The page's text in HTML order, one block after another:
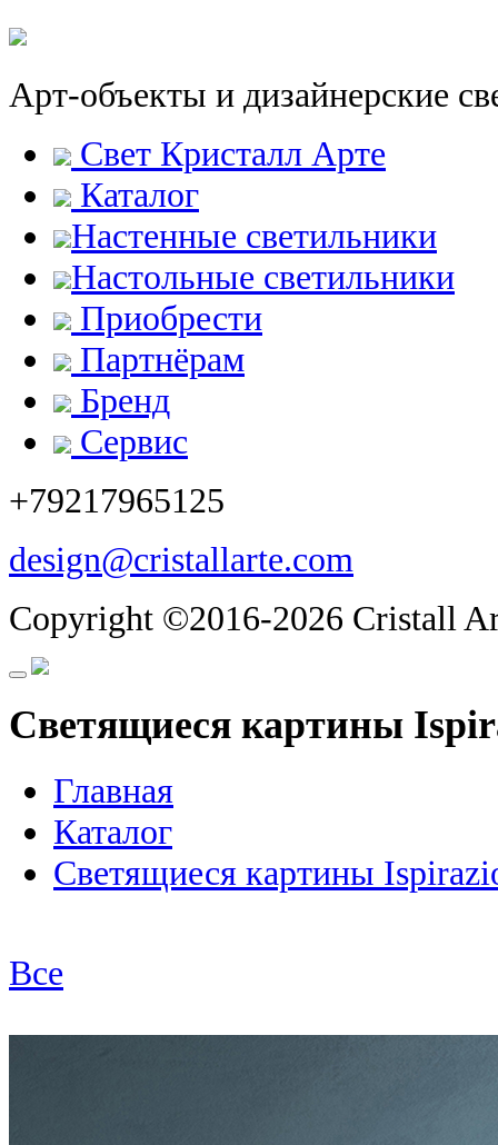
Арт-объекты и дизайнерские
Свет Кристалл Арте
Каталог
Настенные светильники
Настольные светильники
Приобрести
Партнёрам
Бренд
Сервис
+79217965125
design@cristallarte.com
Copyright ©2016-2026 Cristall
Светящиеся картины
Главная
Каталог
Светящиеся картины
Все